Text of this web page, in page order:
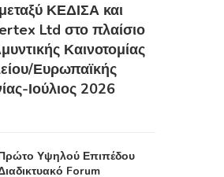
ΚΕΔΙΣΑ και
Ltd στο πλαίσιο
Καινοτομίας
Ευρωπαϊκής
Ιούλιος 2026
Υψηλού Επιπέδου
Forum